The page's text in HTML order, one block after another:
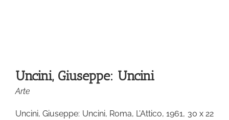
Uncini, Giuseppe: Uncini
Arte
Uncini, Giuseppe: Uncini, Roma, L’Attico, 1961, 30 x 22